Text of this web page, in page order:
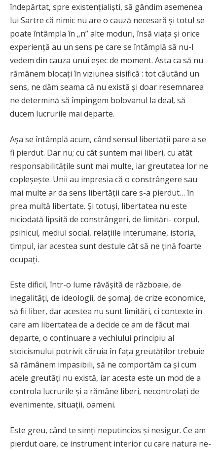
îndepărtat, spre existențialiști, să gândim asemenea
lui Sartre că nimic nu are o cauză necesară și totul se
poate întâmpla în „n” alte moduri, însă viața și orice
experiență au un sens pe care se întâmplă să nu-l
vedem din cauza unui eșec de moment. Asta ca să nu
rămânem blocați în viziunea sisifică : tot căutând un
sens, ne dăm seama că nu există și doar resemnarea
ne determină să împingem bolovanul la deal, să
ducem lucrurile mai departe.
Așa se întâmplă acum, când sensul libertății pare a se
fi pierdut. Dar nu; cu cât suntem mai liberi, cu atât
responsabilitățile sunt mai multe, iar greutatea lor ne
copleșește. Unii au impresia că o constrângere sau
mai multe ar da sens libertății care s-a pierdut… în
prea multă libertate. Și totuși, libertatea nu este
niciodată lipsită de constrângeri, de limitări- corpul,
psihicul, mediul social, relațiile interumane, istoria,
timpul, iar acestea sunt destule cât să ne țină foarte
ocupați.
Este dificil, într-o lume răvășită de războaie, de
inegalități, de ideologii, de șomaj, de crize economice,
să fii liber, dar acestea nu sunt limitări, ci contexte în
care am libertatea de a decide ce am de făcut mai
departe, o continuare a vechiului principiu al
stoicismului potrivit căruia în fața greutăților trebuie
să rămânem impasibili, să ne comportăm ca și cum
acele greutăți nu există, iar acesta este un mod de a
controla lucrurile și a rămâne liberi, necontrolați de
evenimente, situații, oameni.
Este greu, când te simți neputincios și nesigur. Ce am
pierdut oare, ce instrument interior cu care natura ne-